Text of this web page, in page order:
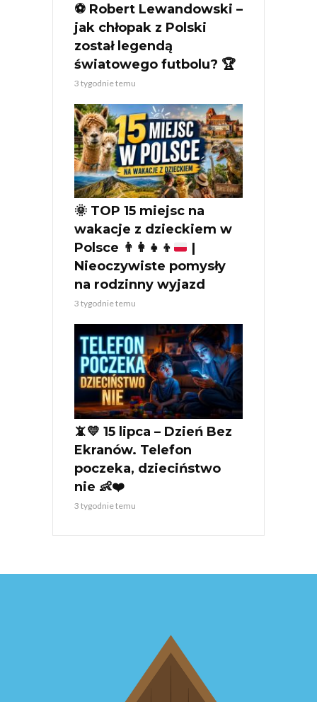
⚽ Robert Lewandowski –
jak chłopak z Polski
został legendą
światowego futbolu? 🏆
3 tygodnie temu
🌞 TOP 15 miejsc na
wakacje z dzieckiem w
Polsce 👨‍👩‍👧‍👦
|
Nieoczywiste pomysły
na rodzinny wyjazd
3 tygodnie temu
📵💛 15 lipca – Dzień Bez
Ekranów. Telefon
poczeka, dzieciństwo
nie 👶❤️
3 tygodnie temu